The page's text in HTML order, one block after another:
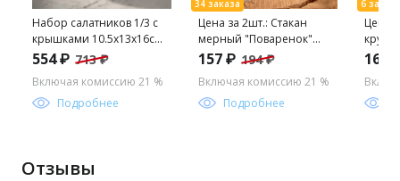
Набор салатников 1/3 с
крышками 10.5х13х16см
микс, Роуз 4889 /
554 ₽ 713 ₽
Включая комиссию 21 %
Подробнее
Цена за 2шт.: Стакан
мерный "Поваренок"
500мл 420500 "Виолет"
157 ₽ 194 ₽
Включая комиссию 21 %
Подробнее
Цена
19см
165
Отзывы